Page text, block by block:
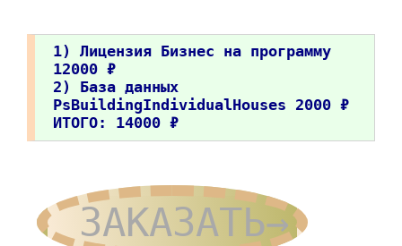
1) Лицензия Бизнес на программу
12000 ₽
2) База данных
PsBuildingIndividualHouses 2000 ₽
ИТОГО: 14000 ₽
ЗАКАЗАТЬ→